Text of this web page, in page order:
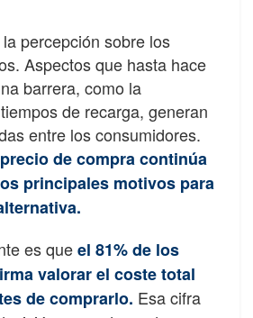
percepción sobre los
Aspectos que hasta hace
barrera, como la
de recarga, generan
entre los consumidores.
de compra continúa
principales motivos para
es queel 81% de los
valorar el coste total
de comprarlo. Esa cifra